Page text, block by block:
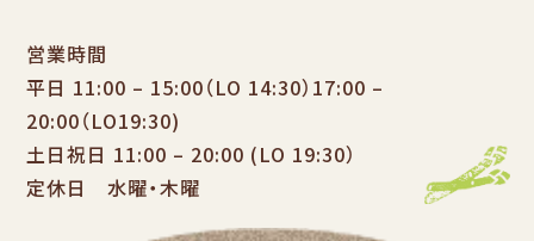
営業時間
平日 11:00 – 15:00（LO 14:30）17:00 –
20:00（LO19:30)
土日祝日 11:00 – 20:00 (LO 19:30）
定休日 水曜・木曜